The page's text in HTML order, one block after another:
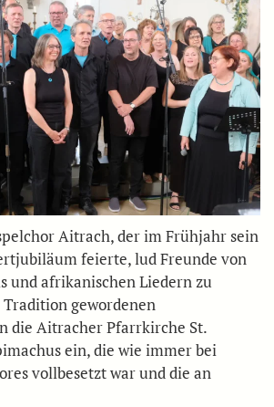
Aitrach, der im Frühjahr sein
feierte, lud Freunde von
und afrikanischen Liedern zu
gewordenen
die Aitracher Pfarrkirche St.
ein, die wie immer bei
vollbesetzt war und die an